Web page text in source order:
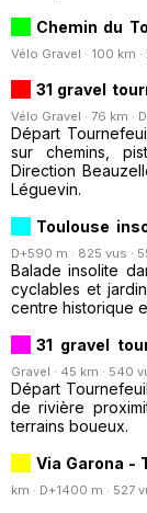
Chemin du
Vélo Gravel · 100 km ·
31 gravel
Vélo Gravel · 76 km ·
Départ
sur chemins,
Direction
Léguevin.
Toulouse
D+590 m · 825 vus ·
Balade insolite
cyclables et
centre historique
31 gravel
Gravel · 45 km · 540
Départ
de rivière
terrains boueux.
Via Garona -
km · D+1400 m · 527